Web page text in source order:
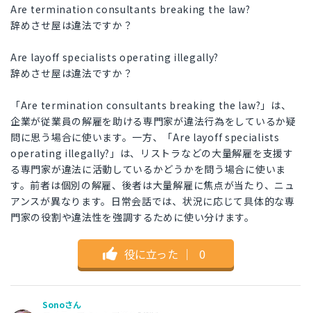
Are termination consultants breaking the law?
辞めさせ屋は違法ですか？
Are layoff specialists operating illegally?
辞めさせ屋は違法ですか？
「Are termination consultants breaking the law?」は、
企業が従業員の解雇を助ける専門家が違法行為をしているか疑
問に思う場合に使います。一方、「Are layoff specialists
operating illegally?」は、リストラなどの大量解雇を支援す
る専門家が違法に活動しているかどうかを問う場合に使いま
す。前者は個別の解雇、後者は大量解雇に焦点が当たり、ニュ
アンスが異なります。日常会話では、状況に応じて具体的な専
門家の役割や違法性を強調するために使い分けます。
役に立った ｜ 0
Sonoさん